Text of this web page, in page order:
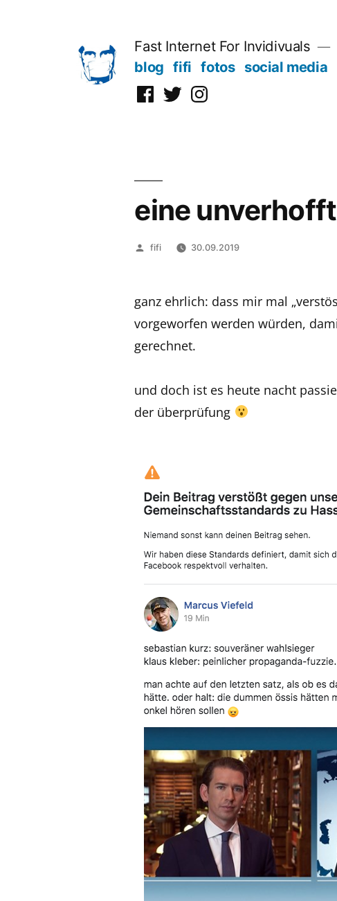
Fast Internet For Invidivuals
blog fifi fotos social media
FacebookTwitterInstagram
eine
Veröffentlicht
fifi 30.09.2019
ganz ehrlich: dass mir mal
vorgeworfen werden würden,
gerechnet.
und doch ist es heute nacht
der überprüfung